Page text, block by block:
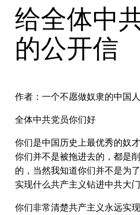
给全体中
的公开信
作者：一个不愿做奴隶的中国人
全体中共党员你们好
你们是中国历史上最优秀的奴
你们并不是被拖进去的，都是
的，当然我知道你们并不是为
实现什么共产主义钻进中共大门
你们非常清楚共产主义永远实